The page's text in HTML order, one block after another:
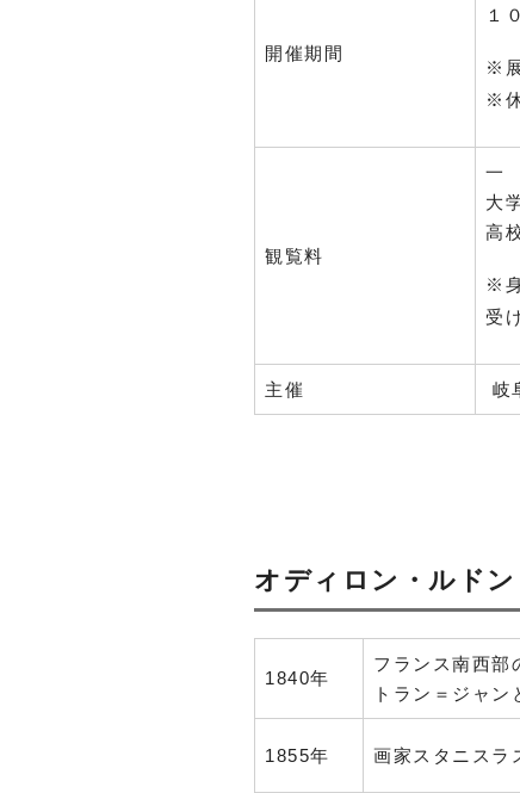
開催期間
１
※
※
観覧料
一
大
高
※
受
主催 岐
オディロン・ルド
1840年
フランス南西部
トラン＝ジャ
1855年 画家スタニスラ